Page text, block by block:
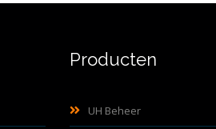
Producten
UH Beheer